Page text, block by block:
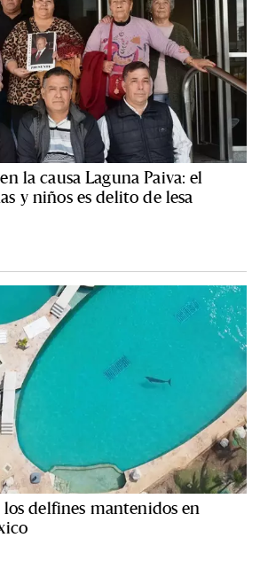
la causa Laguna Paiva: el
y niños es delito de lesa
delfines mantenidos en